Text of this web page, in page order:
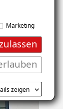
Marketing
zeigen